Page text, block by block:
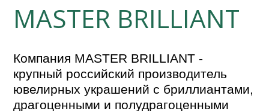
MASTER BRILLIANT
Компания MASTER BRILLIANT -
крупный российский производитель
ювелирных украшений с бриллиантами,
драгоценными и полудрагоценными